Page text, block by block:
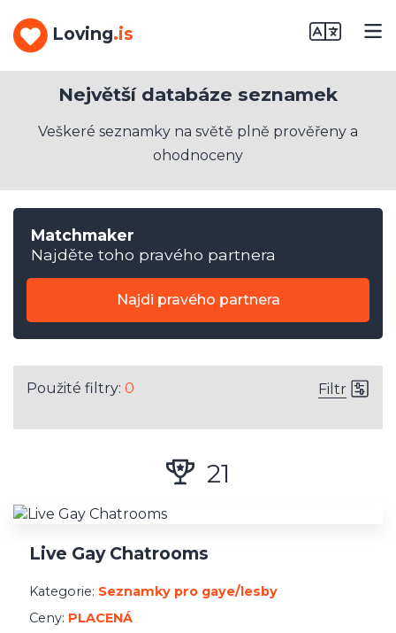
Loving.is
Největší databáze seznamek
Veškeré seznamky na světě plně prověřeny a
ohodnoceny
Matchmaker
Najděte toho pravého partnera
Najdi pravého partnera
Použité filtry: 0 Filtr
Druh randění
Sex seznamky
Matchmaking
Seznamky
Specifické seznamky
Podpora chytrých telefonů
Web vhodný pro mobil
21
Live Gay Chatrooms
Kategorie: Seznamky pro gaye/lesby
Ceny: PLACENÁ